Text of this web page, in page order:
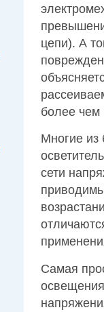
цепи). А
более
Многие из
сети
Самая